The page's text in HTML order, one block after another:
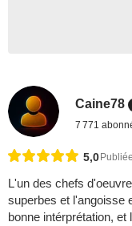
Caine78
7 771
5,0
L'un des chefs
superbes et l'angoisse
bonne intérprétation,